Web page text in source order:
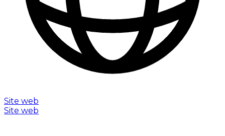
Site web
Site web